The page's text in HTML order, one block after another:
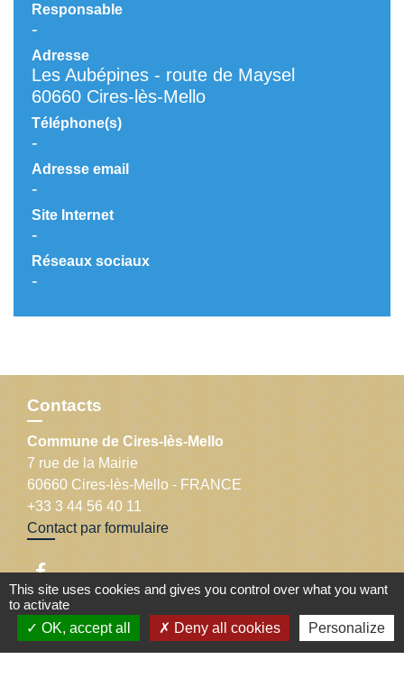
Responsable
-
Adresse
Les Aubépines - route de Maysel
60660 Cires-lès-Mello
Téléphone(s)
-
Adresse email
-
Site Internet
-
Réseaux sociaux
-
Contacts
Commune de Cires-lès-Mello
7 rue de la Mairie
60660 Cires-lès-Mello - FRANCE
+33 3 44 56 40 11
Contact par formulaire
Liens
This site uses cookies and gives you control over what you want
to activate
OK, accept all
Deny all cookies Personalize